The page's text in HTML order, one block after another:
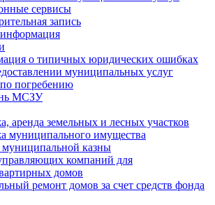
сервисы
запись
о типичных юридических ошибках
муниципальных услуг
погребению
МСЗУ
аренда земельных и лесных участков
муниципального имущества
казны
компаний для
домов
ремонт домов за счет средств фонда